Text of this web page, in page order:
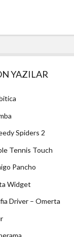
YAZILAR
Spiders 2
Tennis Touch
Pancho
Widget
Driver – Omerta